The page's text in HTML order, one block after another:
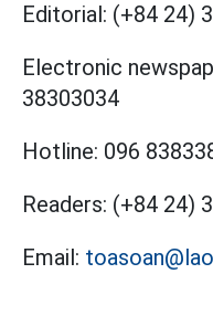
Editorial: (+84 24)
Electronic
38303034
Hotline: 096
Readers: (+84 24)
Email: